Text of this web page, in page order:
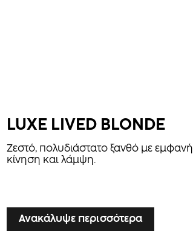
LUXE LIVED BLONDE
Ζεστό, πολυδιάστατο ξανθό με εμφανή
κίνηση και λάμψη.
...
Ανακάλυψε περισσότερα